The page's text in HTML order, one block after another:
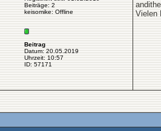
Beiträge: 2
keisomike: Offline
Beitrag
Datum: 20.05.2019
Uhrzeit: 10:57
ID: 57171
Vielen